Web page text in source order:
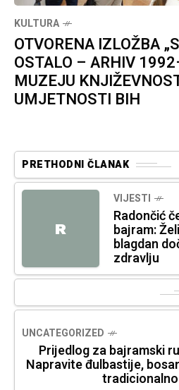
KULTURA
OTVORENA IZLOŽBA
OSTALO – ARHIV
MUZEJU
UMJETNOSTI BIH
PRETHODNI ČLANAK
R
VIJESTI
Radončić
bajram:
blagdan
zdravlju
UNCATEGORIZED
Prijedlog za bajramski
Napravite đulbastije,